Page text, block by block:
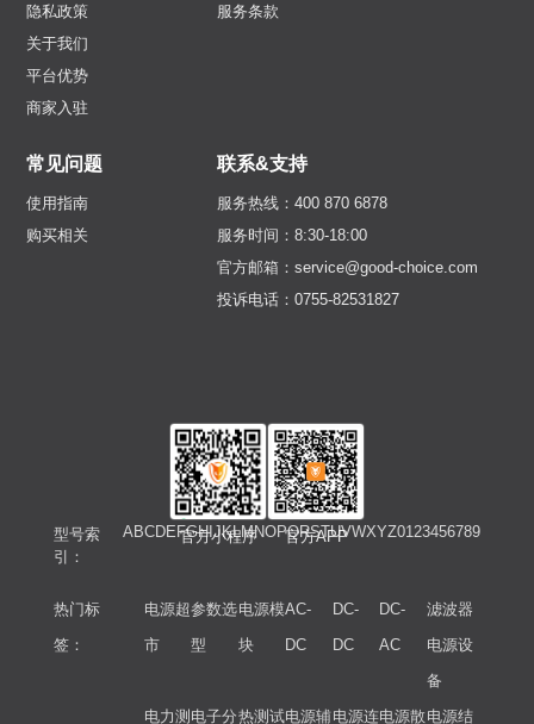
隐私政策
关于我们
平台优势
商家入驻
服务条款
常见问题
使用指南
购买相关
联系&支持
服务热线：400 870 6878
服务时间：8:30-18:00
官方邮箱：service@good-choice.com
投诉电话：0755-82531827
官方小程序 官方APP
型号索
引：
ABCDE FGHIJKLMNOPQRSTUVWXYZ0123456789
热门标
签：
电源超
市
参数选
型
电源模
块
AC-
DC
DC-
DC
DC-
AC
滤波器
电源设
备
电力测 电子分热测试电源辅电源连电源散电源结